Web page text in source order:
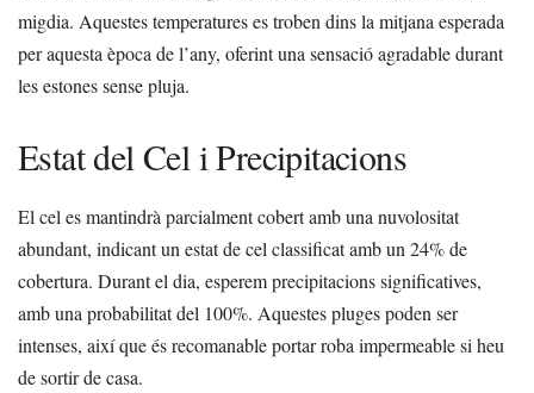
migdia. Aquestes temperatures es troben dins la mitjana esperada
per aquesta època de l’any, oferint una sensació agradable durant
les estones sense pluja.
Estat del Cel i Precipitacions
El cel es mantindrà parcialment cobert amb una nuvolositat
abundant, indicant un estat de cel classificat amb un 24% de
cobertura. Durant el dia, esperem precipitacions significatives,
amb una probabilitat del 100%. Aquestes pluges poden ser
intenses, així que és recomanable portar roba impermeable si heu
de sortir de casa.